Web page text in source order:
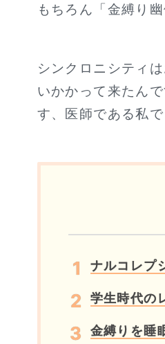
もちろん「金縛り
シンクロニシティ
いかかって来たん
す、医師である私で
ナルコレプ
学生時代の
金縛りを睡